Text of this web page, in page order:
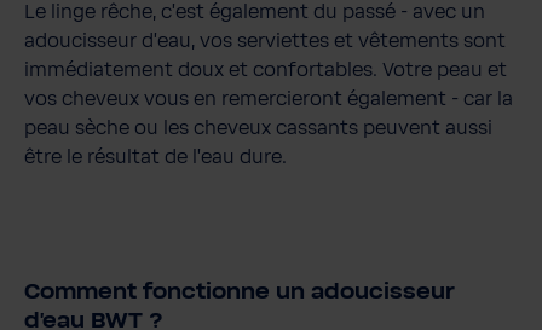
Le linge rêche, c'est également du passé - avec un
adoucisseur d'eau, vos serviettes et vêtements sont
immédiatement doux et confortables. Votre peau et
vos cheveux vous en remercieront également - car la
peau sèche ou les cheveux cassants peuvent aussi
être le résultat de l'eau dure.
Comment fonctionne un adoucisseur
d'eau BWT ?